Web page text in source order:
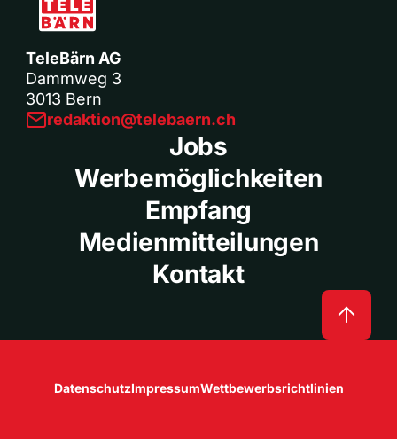
TeleBärn AG
Dammweg 3
3013 Bern
redaktion@telebaern.ch
Jobs
Werbemöglichkeiten
Empfang
Medienmitteilungen
Kontakt
DatenschutzImpressumWettbewerbsrichtlinien